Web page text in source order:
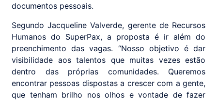
documentos pessoais.
Segundo Jacqueline Valverde, gerente de Recursos
Humanos do SuperPax, a proposta é ir além do
preenchimento das vagas. “Nosso objetivo é dar
visibilidade aos talentos que muitas vezes estão
dentro das próprias comunidades. Queremos
encontrar pessoas dispostas a crescer com a gente,
que tenham brilho nos olhos e vontade de fazer